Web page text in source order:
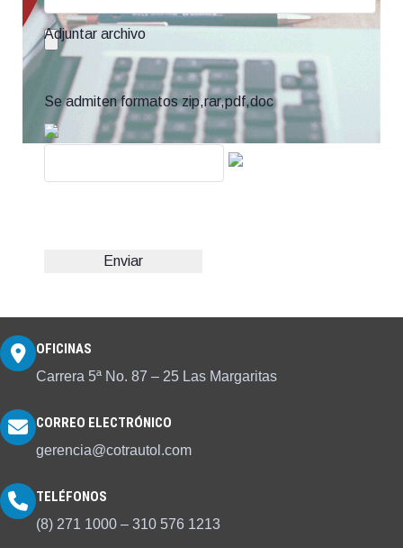
Adjuntar archivo
Se admiten formatos zip,rar,pdf,doc
OFICINAS
Carrera 5ª No. 87 – 25 Las Margaritas
CORREO ELECTRÓNICO
gerencia@cotrautol.com
TELÉFONOS
(8) 271 1000 – 310 576 1213